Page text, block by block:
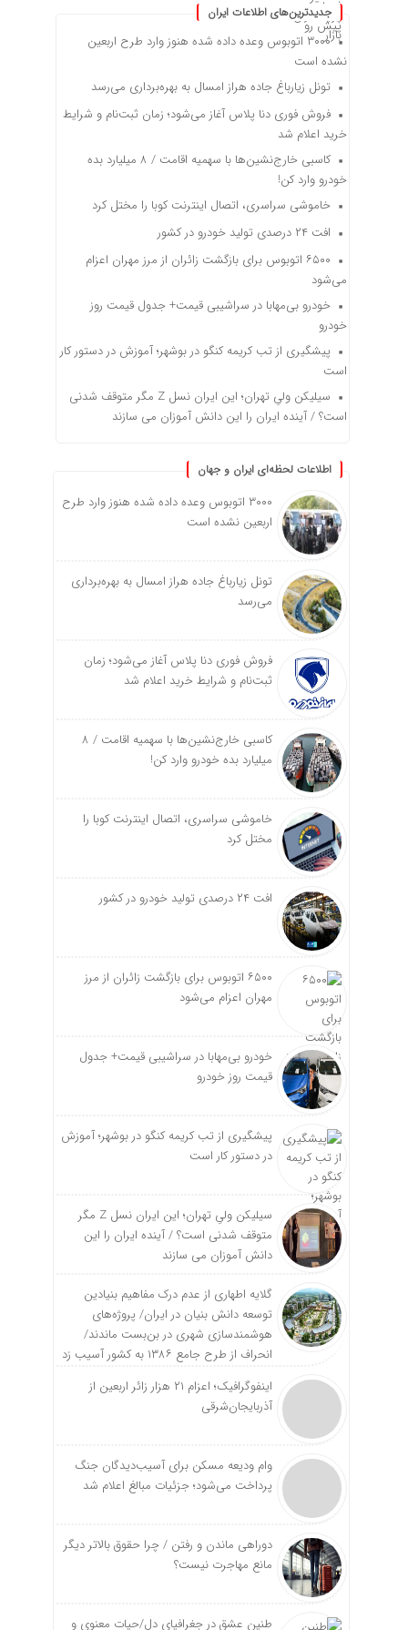
جدیدترین‌های اطلاعات ایران
۳۰۰۰ اتوبوس وعده داده شده هنوز وارد طرح اربعین
نشده است
تونل زیارباغ جاده هراز امسال به بهره‌برداری می‌رسد
فروش فوری دنا پلاس آغاز می‌شود؛ زمان ثبت‌نام و شرایط
خرید اعلام شد
کاسبی خارج‌نشین‌ها با سهمیه اقامت / ۸ میلیارد بده
خودرو وارد کن!
خاموشی سراسری، اتصال اینترنت کوبا را مختل کرد
افت ۲۴ درصدی تولید خودرو در کشور
۶۵۰۰ اتوبوس برای بازگشت زائران از مرز مهران اعزام
می‌شود
خودرو بی‌مهابا در سراشیبی قیمت+ جدول قیمت روز
خودرو
پیشگیری از تب کریمه کنگو در بوشهر؛ آموزش در دستور کار
است
سیلیکن ولیِ تهران؛ این ایران نسل Z مگر متوقف شدنی
است؟ / آینده ایران را این دانش آموزان می سازند
اطلاعات لحظه‌ای ایران و جهان
۳۰۰۰ اتوبوس وعده داده شده هنوز وارد طرح
اربعین نشده است
تونل زیارباغ جاده هراز امسال به بهره‌برداری
می‌رسد
فروش فوری دنا پلاس آغاز می‌شود؛ زمان
ثبت‌نام و شرایط خرید اعلام شد
کاسبی خارج‌نشین‌ها با سهمیه اقامت / ۸
میلیارد بده خودرو وارد کن!
خاموشی سراسری، اتصال اینترنت کوبا را
مختل کرد
افت ۲۴ درصدی تولید خودرو در کشور
۶۵۰۰ اتوبوس برای بازگشت زائران از مرز
مهران اعزام می‌شود
خودرو بی‌مهابا در سراشیبی قیمت+ جدول
قیمت روز خودرو
پیشگیری از تب کریمه کنگو در بوشهر؛ آموزش
در دستور کار است
سیلیکن ولیِ تهران؛ این ایران نسل Z مگر
متوقف شدنی است؟ / آینده ایران را این
دانش آموزان می سازند
گلایه اطهاری از عدم درک مفاهیم بنیادین
توسعه دانش بنیان در ایران/ پروژه‌های
هوشمندسازی شهری در بن‌بست ماندند/
انحراف از طرح جامع ۱۳۸۶ به کشور آسیب زد
اینفوگرافیک؛ اعزام ۲۱ هزار زائر اربعین از
آذربایجان‌شرقی
وام ودیعه مسکن برای آسیب‌دیدگان جنگ
پرداخت می‌شود؛ جزئیات مبالغ اعلام شد
دوراهی ماندن و رفتن / چرا حقوق بالاتر دیگر
مانع مهاجرت نیست؟
طنین عشق در جغرافیای دل/حیات معنوی و